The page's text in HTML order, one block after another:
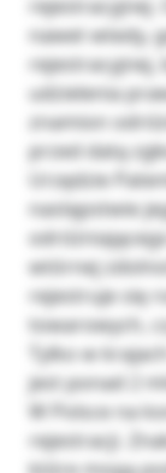
rejestracyjnej.
nawet wtedy,
rejestracyjnej,
udzielenia
znamion
przed datą
Urzędzie
następstwie
wtórnej
rejestruje się
towarowych,
Tylko w
jest ponad 2
W Polsce na
rejestracji.